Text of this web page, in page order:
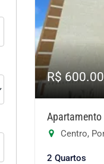
R$
Centro,
2 Quartos